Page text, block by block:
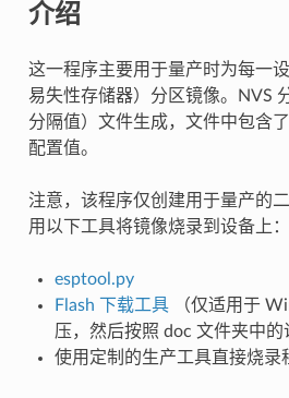
介绍
这一程序主要用于量产时为每一
易失性存储器）分区镜像。NVS
分隔值）文件生成，文件中包含
配置值。
注意，该程序仅创建用于量产的
用以下工具将镜像烧录到设备上：
esptool.py
Flash 下载工具（仅适用于
压，然后按照 doc 文件夹中的
使用定制的生产工具直接烧录